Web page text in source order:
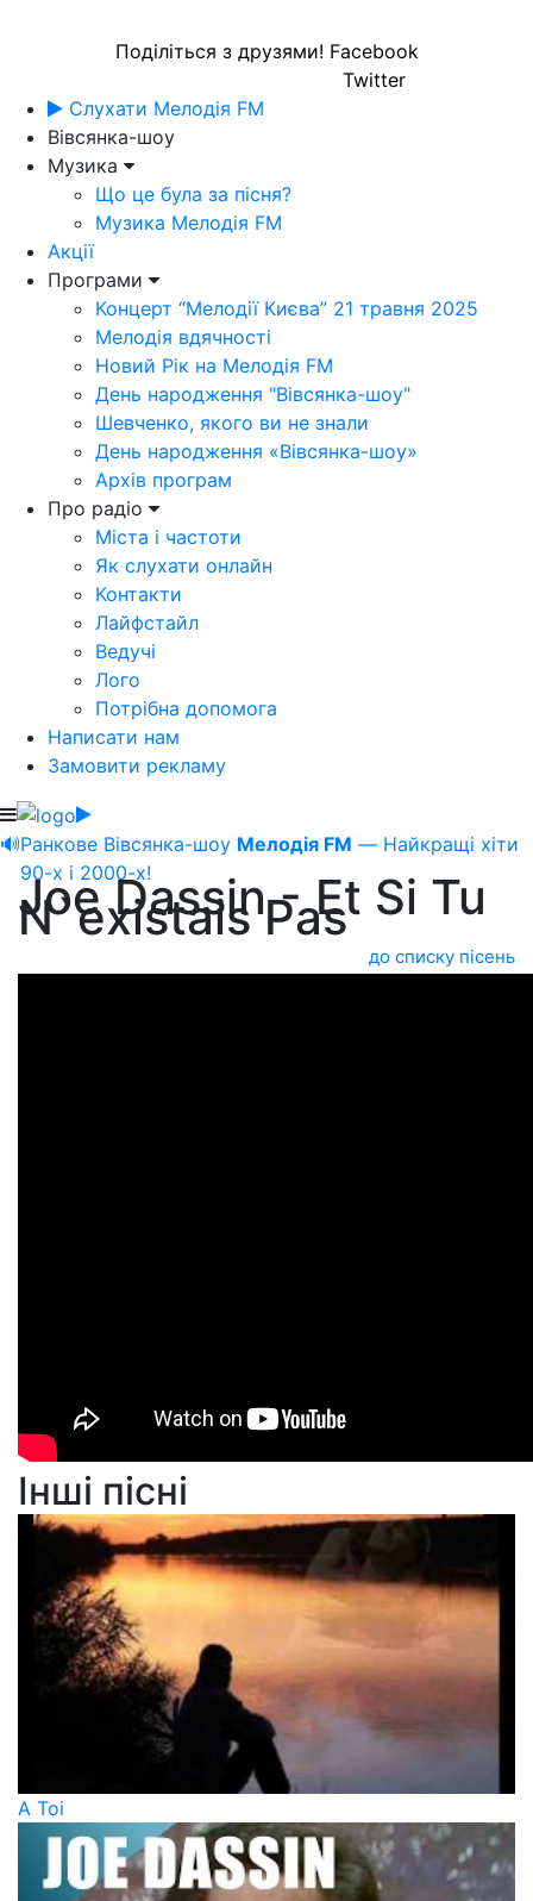
Поділіться з друзями! Facebook
Twitter
Слухати Мелодія FM
Вівсянка-шоу
Музика
Що це була за пісня?
Музика Мелодія FM
Акції
Програми
Концерт “Мелодії Києва” 21 травня 2025
Мелодія вдячності
Новий Рік на Мелодія FM
День народження "Вівсянка-шоу"
Шевченко, якого ви не знали
День народження «Вівсянка-шоу»
Архів програм
Про радіо
Міста і частоти
Як слухати онлайн
Контакти
Лайфстайл
Ведучі
Лого
Потрібна допомога
Написати нам
Замовити рекламу
🔊Ранкове Вівсянка-шоу Мелодія FM — Найкращі хіти
90-х і 2000-х!
Joe Dassin - Et Si Tu
N`existais Pas
до списку пісень
Інші пісні
A Toi